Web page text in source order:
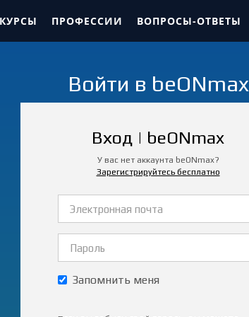
ПРОФЕССИИ ВОПРОСЫ-ОТВЕТЫ
Войти в beONmax
Вход | beONmax
У вас нет аккаунта beONmax?
Зарегистрируйтесь бесплатно
Запомнить меня